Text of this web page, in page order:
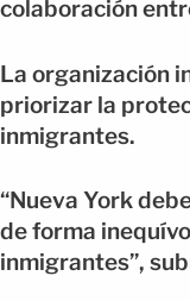
colaboración
La organización
priorizar la
inmigrantes.
“Nueva York
de forma
inmigrantes”,